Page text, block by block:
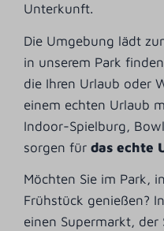
Unterkunft.
Die Umgebung lädt
in unserem Park
die Ihren Urlaub oder
einem echten Urlaub
Indoor-Spielburg,
sorgen fürdas echte
Möchten Sie im Park,
Frühstück genießen?
einen Supermarkt,